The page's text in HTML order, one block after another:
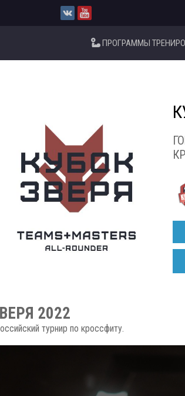
ПРОГРАММЫ
2022
турнир по кроссфиту.